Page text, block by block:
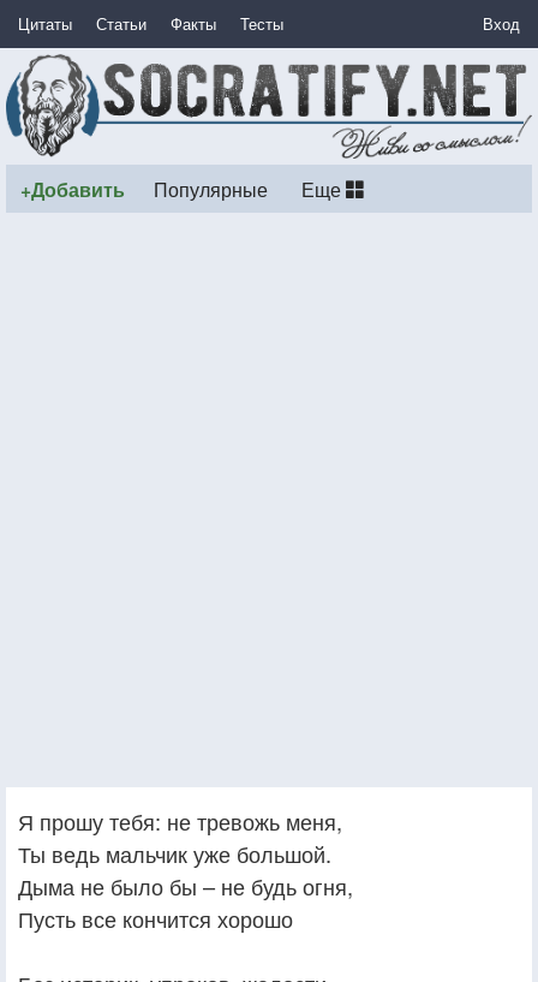
Цитаты Статьи Факты Тесты Вход
+Добавить Популярные Еще
Я прошу тебя: не тревожь меня,
Ты ведь мальчик уже большой.
Дыма не было бы – не будь огня,
Пусть все кончится хорошо